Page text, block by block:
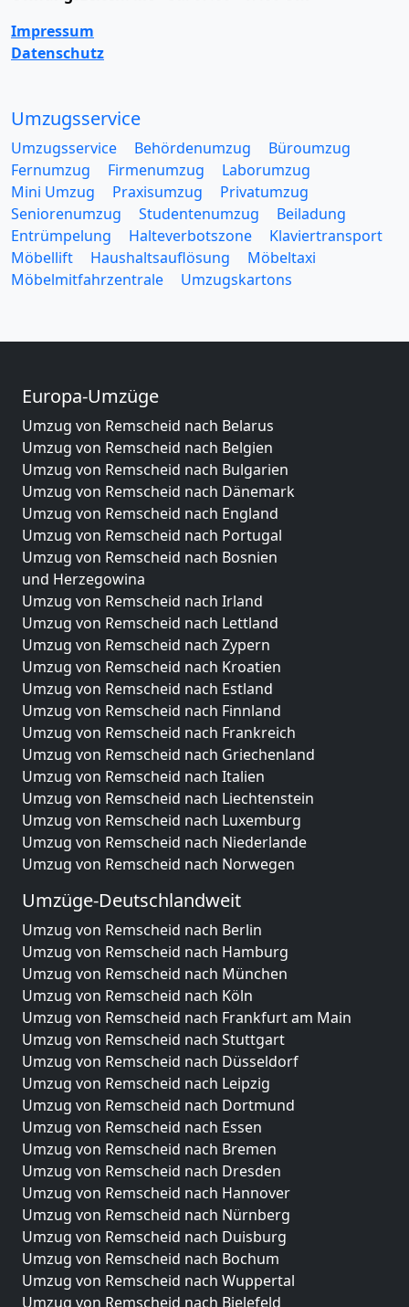
Impressum
Datenschutz
Umzugsservice
Umzugsservice Behördenumzug
Büroumzug
Fernumzug
Firmenumzug
Laborumzug
Mini Umzug
Praxisumzug
Privatumzug
Seniorenumzug
Studentenumzug
Beiladung
Entrümpelung
Halteverbotszone
Klaviertransport
Möbellift
Haushaltsauflösung
Möbeltaxi
Möbelmitfahrzentrale
Umzugskartons
Europa-Umzüge
Umzug von Remscheid nach Belarus
Umzug von Remscheid nach Belgien
Umzug von Remscheid nach Bulgarien
Umzug von Remscheid nach Dänemark
Umzug von Remscheid nach England
Umzug von Remscheid nach Portugal
Umzug von Remscheid nach Bosnien
und Herzegowina
Umzug von Remscheid nach Irland
Umzug von Remscheid nach Lettland
Umzug von Remscheid nach Zypern
Umzug von Remscheid nach Kroatien
Umzug von Remscheid nach Estland
Umzug von Remscheid nach Finnland
Umzug von Remscheid nach Frankreich
Umzug von Remscheid nach Griechenland
Umzug von Remscheid nach Italien
Umzug von Remscheid nach Liechtenstein
Umzug von Remscheid nach Luxemburg
Umzug von Remscheid nach Niederlande
Umzug von Remscheid nach Norwegen
Umzüge-Deutschlandweit
Umzug von Remscheid nach Berlin
Umzug von Remscheid nach Hamburg
Umzug von Remscheid nach München
Umzug von Remscheid nach Köln
Umzug von Remscheid nach Frankfurt am Main
Umzug von Remscheid nach Stuttgart
Umzug von Remscheid nach Düsseldorf
Umzug von Remscheid nach Leipzig
Umzug von Remscheid nach Dortmund
Umzug von Remscheid nach Essen
Umzug von Remscheid nach Bremen
Umzug von Remscheid nach Dresden
Umzug von Remscheid nach Hannover
Umzug von Remscheid nach Nürnberg
Umzug von Remscheid nach Duisburg
Umzug von Remscheid nach Bochum
Umzug von Remscheid nach Wuppertal
Umzug von Remscheid nach Bielefeld